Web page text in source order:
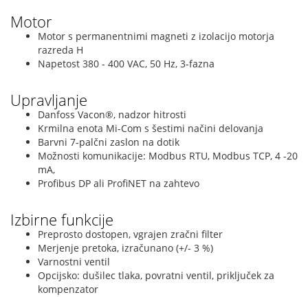
Motor
Motor s permanentnimi magneti z izolacijo motorja
razreda H
Napetost 380 - 400 VAC, 50 Hz, 3-fazna
Upravljanje
Danfoss Vacon®, nadzor hitrosti
Krmilna enota Mi-Com s šestimi načini delovanja
Barvni 7-palčni zaslon na dotik
Možnosti komunikacije: Modbus RTU, Modbus TCP, 4 -20
mA,
Profibus DP ali ProfiNET na zahtevo
Izbirne funkcije
Preprosto dostopen, vgrajen zračni filter
Merjenje pretoka, izračunano (+/- 3 %)
Varnostni ventil
Opcijsko: dušilec tlaka, povratni ventil, priključek za
kompenzator